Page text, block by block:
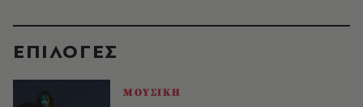
EΠΙΛΟΓΈΣ
ΜΟΥΣΙΚΗ